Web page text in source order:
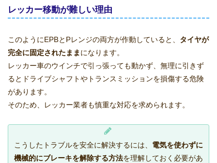
レッカー移動が難しい理由
このようにEPBとPレンジの両方が作動していると、 タイヤが
完全に固定されたままになります。
レッカー車のウインチで引っ張っても動かず、無理に引きず
るとドライブシャフトやトランスミッションを損傷する危険
があります。
そのため、レッカー業者も慎重な対応を求められます。
こうしたトラブルを安全に解決するには、 電気を使わずに
機械的にブレーキを解除する方法を理解しておく必要があ